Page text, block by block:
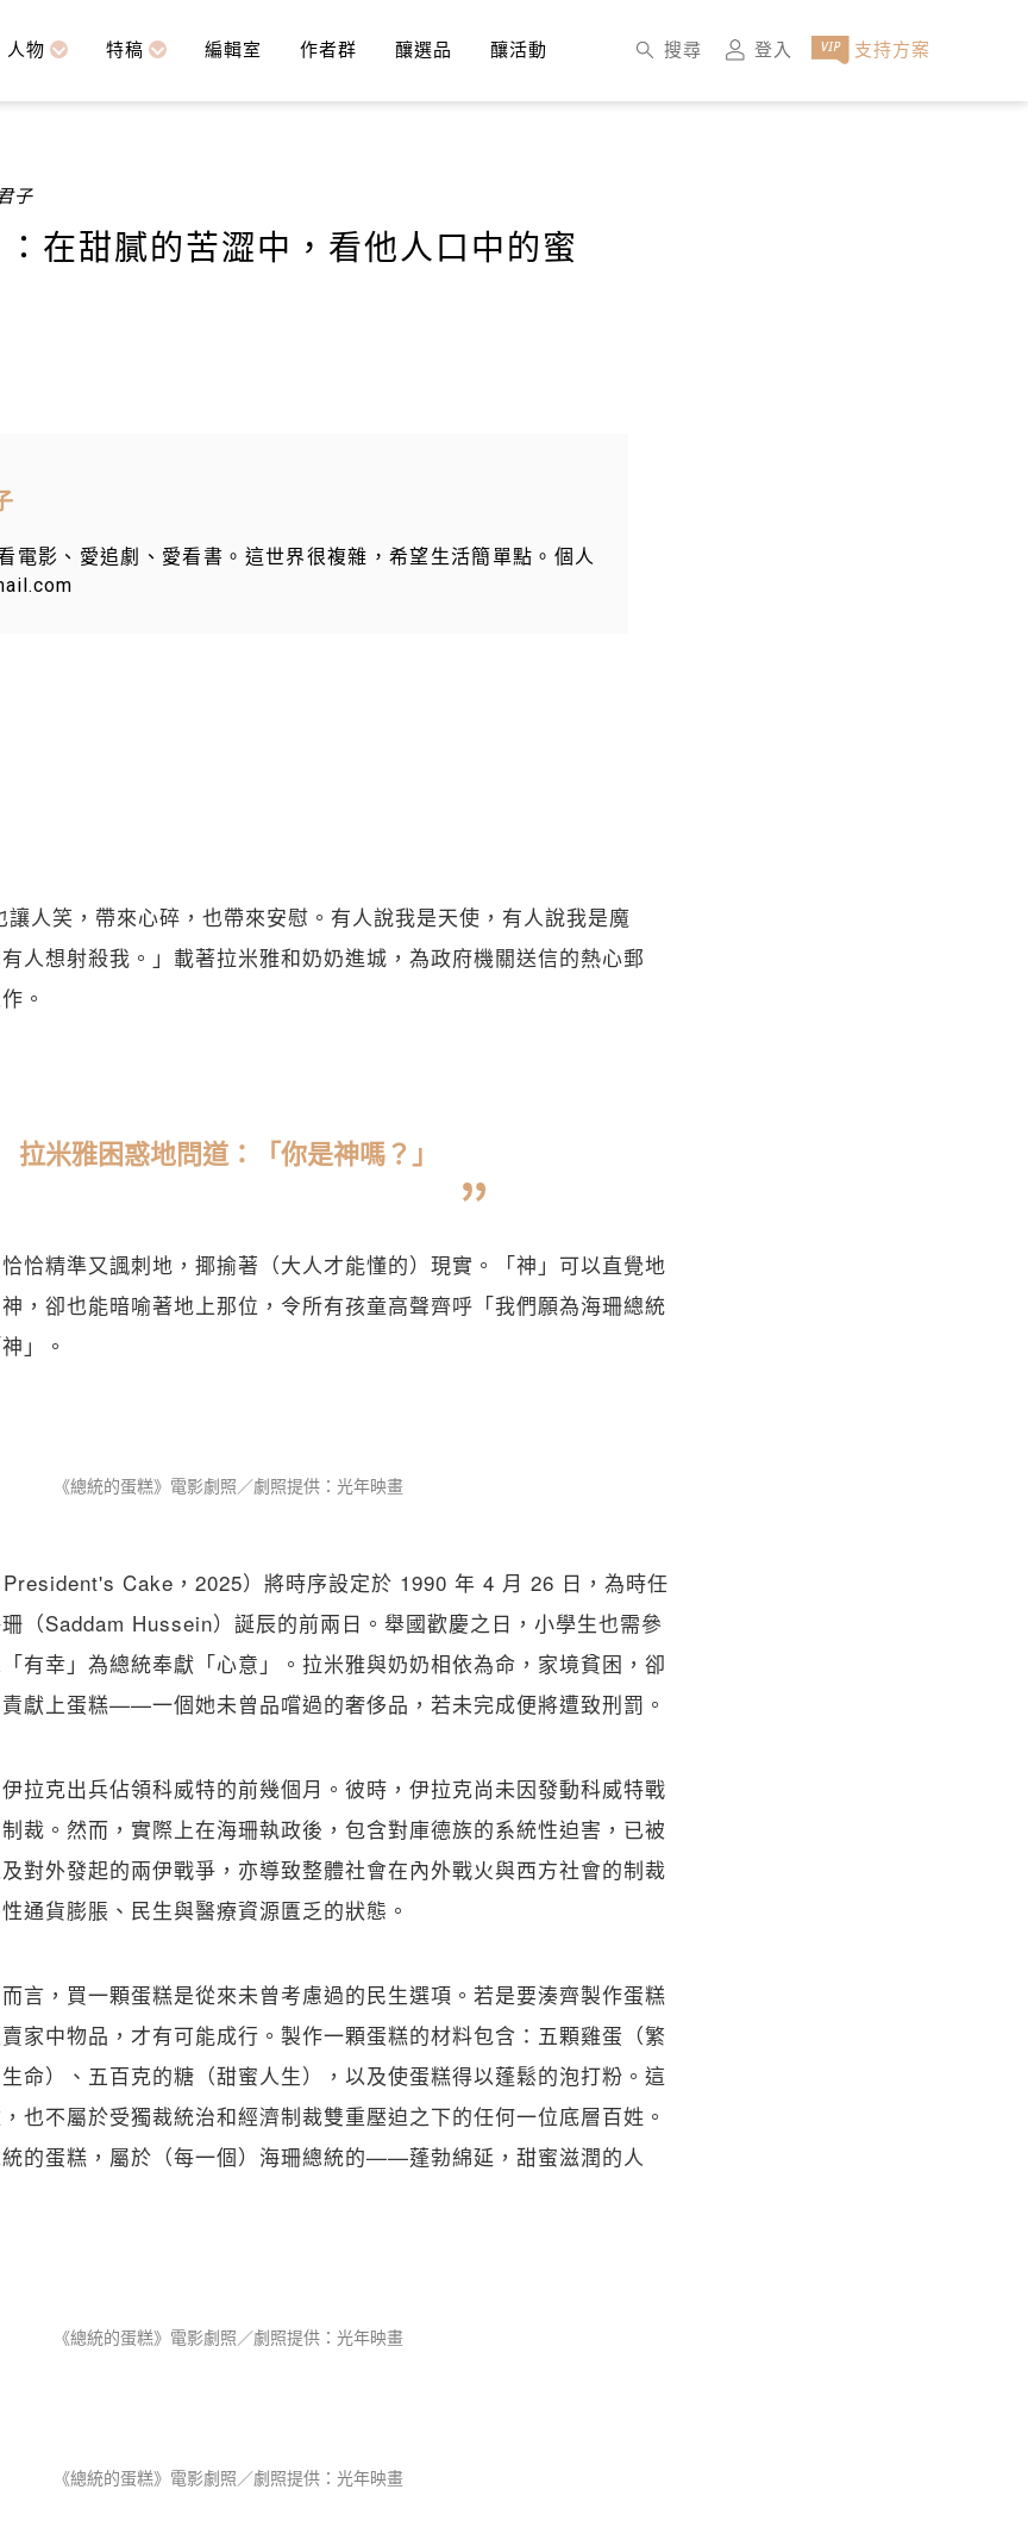
人物 特稿 編輯室 作者群 釀選品 釀活動 搜尋 登入 支持方案
子
：在甜膩的苦澀中，看他人口中的蜜
電影、愛追劇、愛看書。這世界很複雜，希望生活簡單點。個人
讓人笑，帶來心碎，也帶來安慰。有人說我是天使，有人說我是魔
人想射殺我。」載著拉米雅和奶奶進城，為政府機關送信的熱心郵
。
拉米雅困惑地問道：「你是神嗎？」
恰精準又諷刺地，揶揄著（大人才能懂的）現實。「神」可以直覺地
，卻也能暗喻著地上那位，令所有孩童高聲齊呼「我們願為海珊總統
」。
《總統的蛋糕》電影劇照／劇照提供：光年映畫
President's Cake，2025）將時序設定於 1990 年 4 月 26 日，為時任
（Saddam Hussein）誕辰的前兩日。舉國歡慶之日，小學生也需參
有幸」為總統奉獻「心意」。拉米雅與奶奶相依為命，家境貧困，卻
獻上蛋糕——一個她未曾品嚐過的奢侈品，若未完成便將遭致刑罰。
拉克出兵佔領科威特的前幾個月。彼時，伊拉克尚未因發動科威特戰
裁。然而，實際上在海珊執政後，包含對庫德族的系統性迫害，已被
對外發起的兩伊戰爭，亦導致整體社會在內外戰火與西方社會的制裁
通貨膨脹、民生與醫療資源匱乏的狀態。
言，買一顆蛋糕是從來未曾考慮過的民生選項。若是要湊齊製作蛋糕
家中物品，才有可能成行。製作一顆蛋糕的材料包含：五顆雞蛋（繁
命）、五百克的糖（甜蜜人生），以及使蛋糕得以蓬鬆的泡打粉。這
也不屬於受獨裁統治和經濟制裁雙重壓迫之下的任何一位底層百姓。
的蛋糕，屬於（每一個）海珊總統的——蓬勃綿延，甜蜜滋潤的人
《總統的蛋糕》電影劇照／劇照提供：光年映畫
《總統的蛋糕》電影劇照／劇照提供：光年映畫